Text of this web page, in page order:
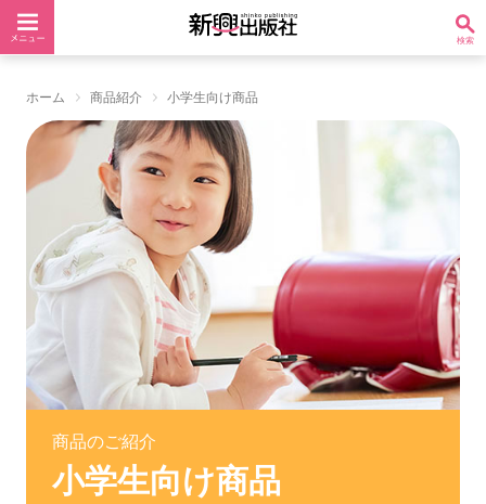
ホーム 商品紹介 小学生向け商品
商品のご紹介
小学生向け商品